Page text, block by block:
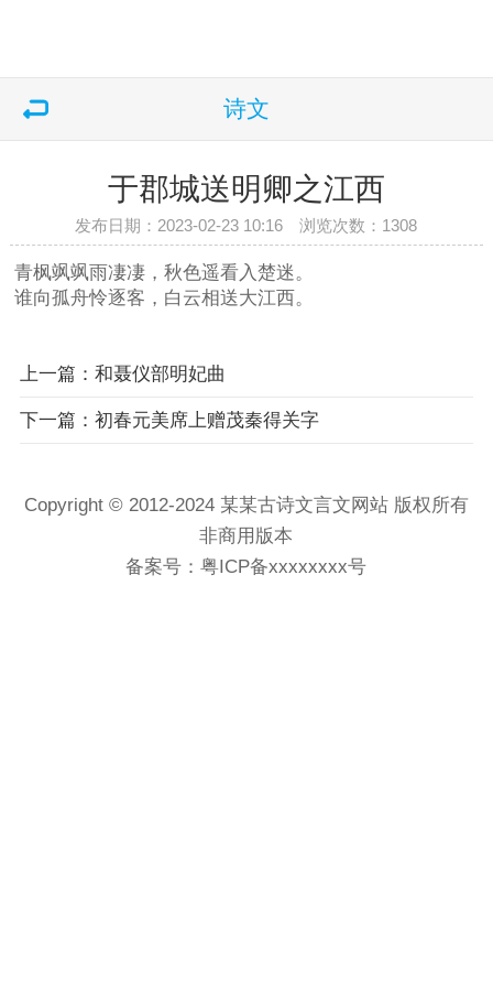
诗文
于郡城送明卿之江西
发布日期：2023-02-23 10:16 浏览次数： 1308
青枫飒飒雨凄凄，秋色遥看入楚迷。
谁向孤舟怜逐客，白云相送大江西。
上一篇：和聂仪部明妃曲
下一篇：初春元美席上赠茂秦得关字
Copyright © 2012-2024 某某古诗文言文网站 版权所有
非商用版本
备案号：粤ICP备xxxxxxxx号